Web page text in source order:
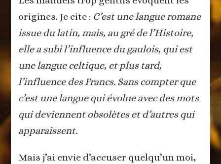
origines. Je cite : C’est une langue romane
issue du latin, mais, au gré de l’Histoire,
elle a subi l’influence du gaulois, qui est
une langue celtique, et plus tard,
l’influence des Francs. Sans compter que
c’est une langue qui évolue avec des mots
qui deviennent obsolètes et d’autres qui
apparaissent.
Mais j’ai envie d’accuser quelqu’un moi,